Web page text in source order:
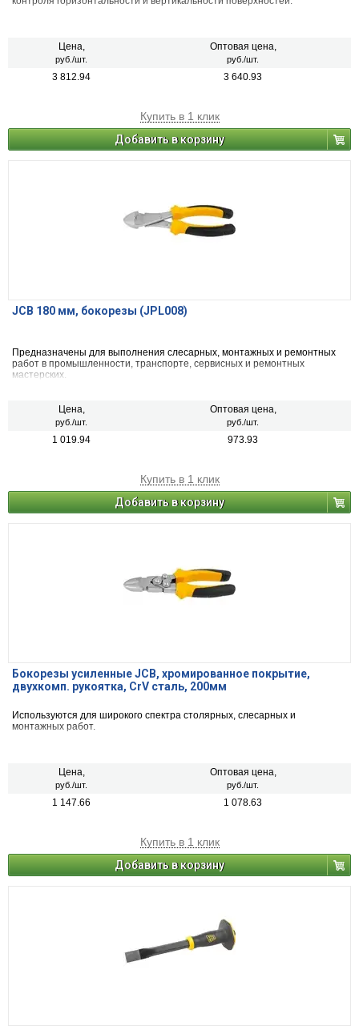
Цена,
руб./шт.
Оптовая цена,
руб./шт.
3 812.94 3 640.93
Купить в 1 клик
Добавить в корзину
JCB 180 мм, бокорезы (JPL008)
Предназначены для выполнения слесарных, монтажных и ремонтных
работ в промышленности, транспорте, сервисных и ремонтных
мастерских.
Цена,
руб./шт.
Оптовая цена,
руб./шт.
1 019.94 973.93
Купить в 1 клик
Добавить в корзину
Бокорезы усиленные JCB, хромированное покрытие,
двухкомп. рукоятка, CrV cталь, 200мм
Используются для широкого спектра столярных, слесарных и
монтажных работ.
Цена,
руб./шт.
Оптовая цена,
руб./шт.
1 147.66 1 078.63
Купить в 1 клик
Добавить в корзину